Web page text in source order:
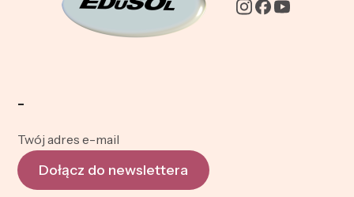
-
Twój adres e-mail
Dołącz do newslettera